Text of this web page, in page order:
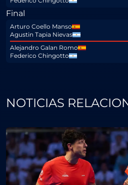
Final
Arturo Coello Manso
Agustin Tapia Nievas
Alejandro Galan Romo
Federico Chingotto
NOTICIAS